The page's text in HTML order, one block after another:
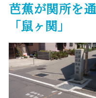
芭蕉が関所を
「鼠ヶ関」